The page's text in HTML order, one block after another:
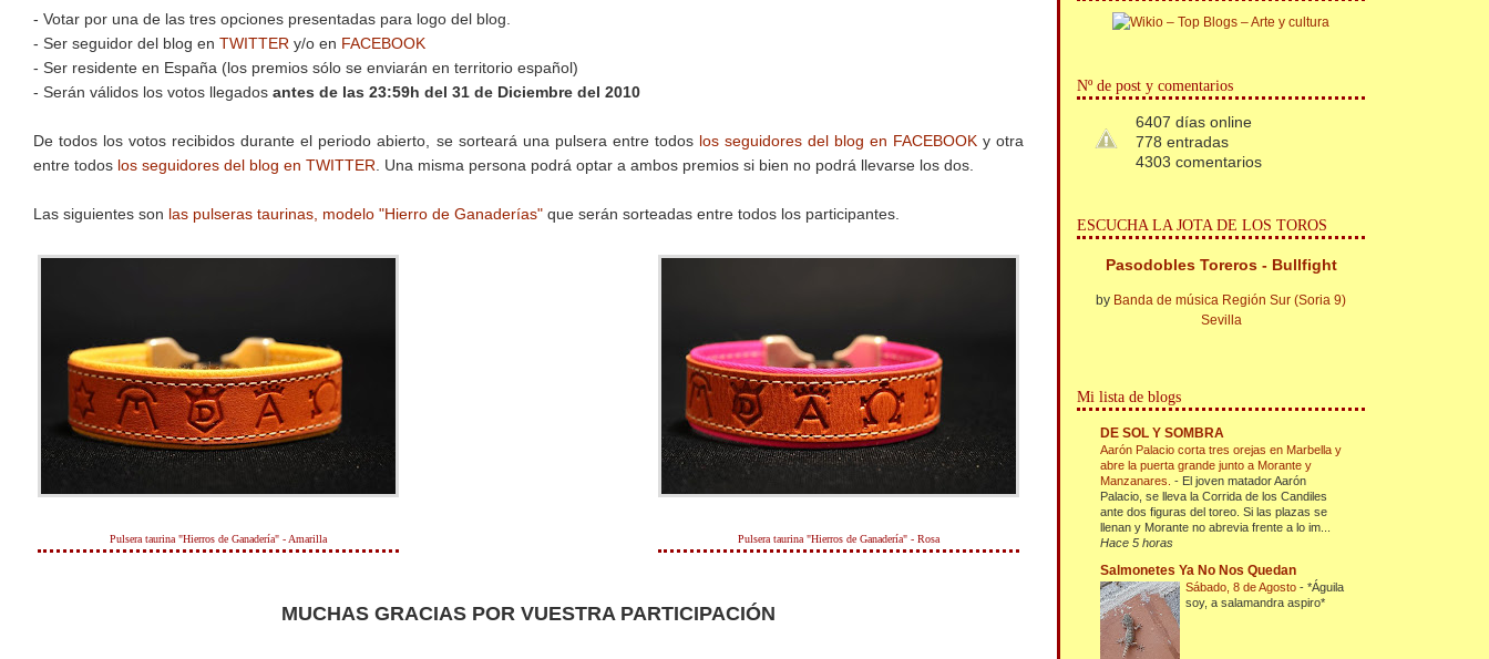
- Votar por una de las tres opciones presentadas para logo del blog.
- Ser seguidor del blog en TWITTER y/o en FACEBOOK
- Ser residente en España (los premios sólo se enviarán en territorio español)
- Serán válidos los votos llegados antes de las 23:59h del 31 de Diciembre del 2010
De todos los votos recibidos durante el periodo abierto, se sorteará una pulsera entre todos los seguidores del blog en FACEBOOK y otra
entre todos los seguidores del blog en TWITTER . Una misma persona podrá optar a ambos premios si bien no podrá llevarse los dos.
Las siguientes son las pulseras taurinas, modelo "Hierro de Ganaderías" que serán sorteadas entre todos los participantes.
Pulsera taurina "Hierros de Ganadería" - Amarilla Pulsera taurina "Hierros de Ganadería" - Rosa
MUCHAS GRACIAS POR VUESTRA PARTICIPACIÓN
Nº de post y comentarios
6407 días online
778 entradas
4303 comentarios
ESCUCHA LA JOTA DE LOS TOROS
Pasodobles Toreros - Bullfight
by Banda de música Región Sur (Soria 9)
Sevilla
Mi lista de blogs
DE SOL Y SOMBRA
Aarón Palacio corta tres orejas en Marbella y
abre la puerta grande junto a Morante y
Manzanares.- El joven matador Aarón
Palacio, se lleva la Corrida de los Candiles
ante dos figuras del toreo. Si las plazas se
llenan y Morante no abrevia frente a lo im...
Hace 5 horas
Salmonetes Ya No Nos Quedan
Sábado, 8 de Agosto-*Águila
soy, a salamandra aspiro*